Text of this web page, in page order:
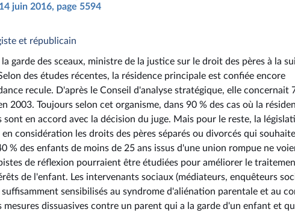
juin 2016, page 5594
et républicain
garde des sceaux, ministre de la justice sur le droit des pères à la
des études récentes, la résidence principale est confiée encore
recule. D'après le Conseil d'analyse stratégique, elle concernait
2003. Toujours selon cet organisme, dans 90 % des cas où la
en accord avec la décision du juge. Mais pour le reste, la
considération les droits des pères séparés ou divorcés qui
% des enfants de moins de 25 ans issus d'une union rompue ne
de réflexion pourraient être étudiées pour améliorer le
de l'enfant. Les intervenants sociaux (médiateurs, enquêteurs
sensibilisés au syndrome d'aliénation parentale et au
dissuasives contre un parent qui a la garde d'un enfant et